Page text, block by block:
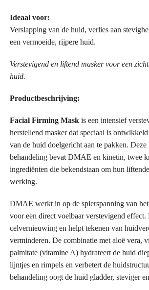
Ideaal voor:
Verslapping van de huid, verlies aan
een vermoeide, rijpere huid.
Verstevigend en liftend masker voor een
huid.
Productbeschrijving:
Facial Firming Mask is een intensief
herstellend masker dat speciaal is
van de huid doelgericht aan te pakken. Deze
behandeling bevat DMAE en kinetin, twee
ingrediënten die bekendstaan om hun
werking.
DMAE werkt in op de spierspanning van
voor een direct voelbaar verstevigend
celvernieuwing en helpt tekenen van
verminderen. De combinatie met aloë vera,
palmitate (vitamine A) hydrateert de huid
lijntjes en rimpels en verbetert de
behandeling oogt de huid gladder, steviger